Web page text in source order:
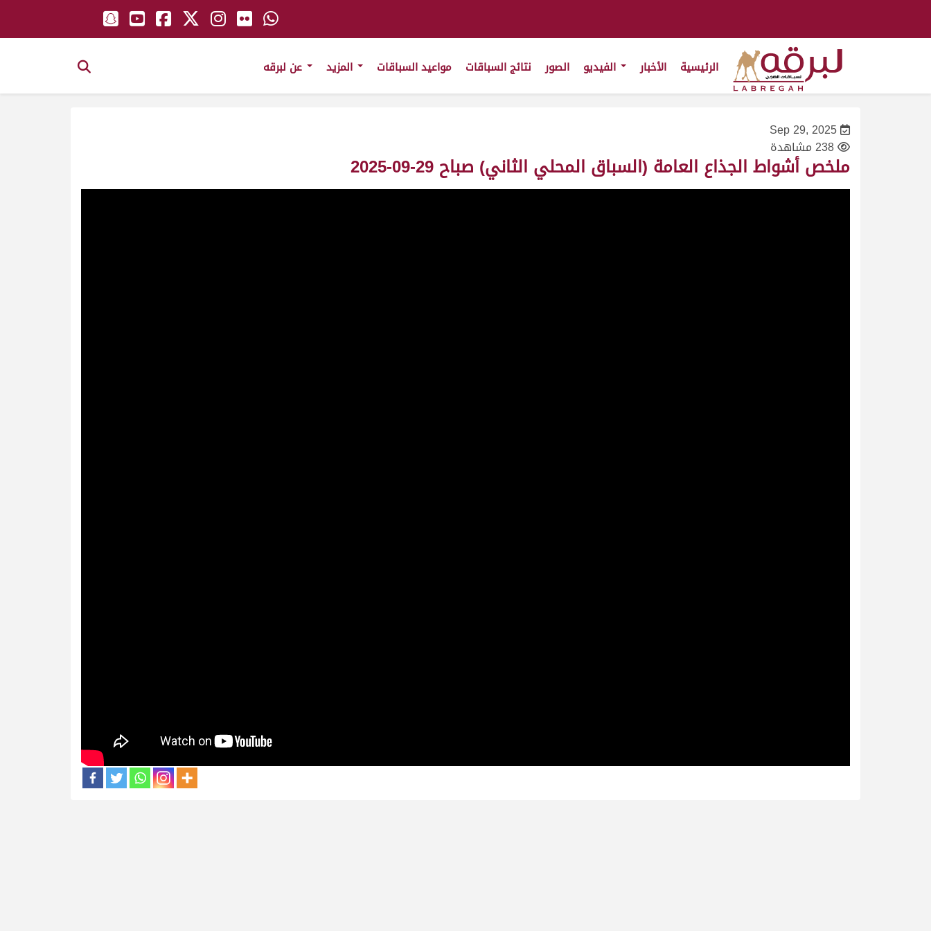
الرئيسية الأخبار الصور نتائج السباقات مواعيد السباقات
Sep 29, 2025
238 مشاهدة
ملخص أشواط الجذاع العامة (السباق المحلي الثاني) صباح 29-09-2025